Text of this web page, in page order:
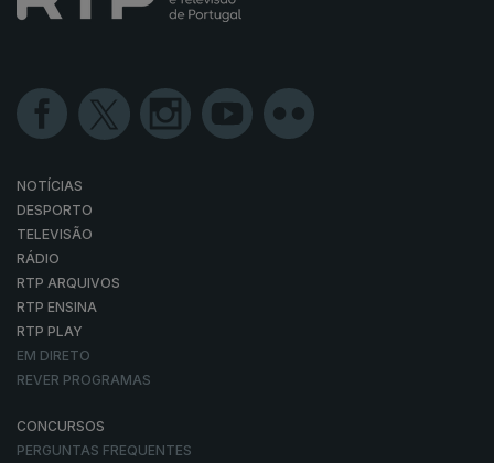
NOTÍCIAS
DESPORTO
TELEVISÃO
RÁDIO
RTP ARQUIVOS
RTP ENSINA
RTP PLAY
EM DIRETO
REVER PROGRAMAS
CONCURSOS
PERGUNTAS FREQUENTES